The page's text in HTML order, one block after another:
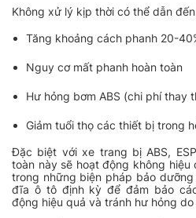
Không xử lý kịp thời có thể dẫn
Tăng khoảng cách phanh 20-
Nguy cơ mất phanh hoàn toàn
Hư hỏng bơm ABS (chi phí thay
Giảm tuổi thọ các thiết bị trong
Đặc biệt với xe trang bị ABS,
toàn này sẽ hoạt động không
trong những biện pháp bảo
đĩa ô tô định kỳ để đảm bảo
động hiệu quả và tránh hư hỏng